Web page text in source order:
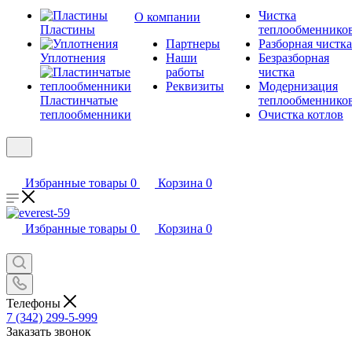
Пластины
Уплотнения
Пластинчатые
теплообменники
О компании
Партнеры
Наши
работы
Реквизиты
Чистка
Разборная чистка
Безразборная
чистка
Модернизация
Очистка котлов
Избранные товары 0 Корзина 0
Избранные товары 0 Корзина 0
Телефоны
7 (342) 299-5-999
Заказать звонок